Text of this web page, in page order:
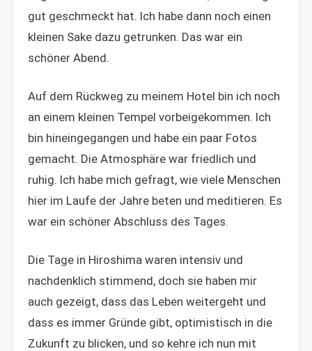
gut geschmeckt hat. Ich habe dann noch einen
kleinen Sake dazu getrunken. Das war ein
schöner Abend.
Auf dem Rückweg zu meinem Hotel bin ich noch
an einem kleinen Tempel vorbeigekommen. Ich
bin hineingegangen und habe ein paar Fotos
gemacht. Die Atmosphäre war friedlich und
ruhig. Ich habe mich gefragt, wie viele Menschen
hier im Laufe der Jahre beten und meditieren. Es
war ein schöner Abschluss des Tages.
Die Tage in Hiroshima waren intensiv und
nachdenklich stimmend, doch sie haben mir
auch gezeigt, dass das Leben weitergeht und
dass es immer Gründe gibt, optimistisch in die
Zukunft zu blicken, und so kehre ich nun mit